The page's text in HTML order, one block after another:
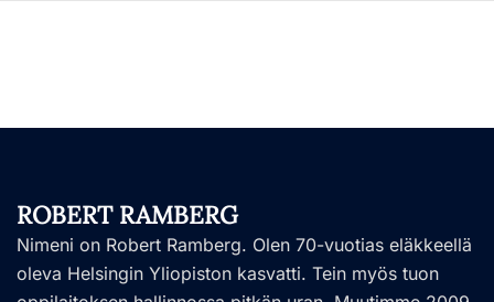
ROBERT RAMBERG
Nimeni on Robert Ramberg. Olen 70-vuotias eläkkeellä
oleva Helsingin Yliopiston kasvatti. Tein myös tuon